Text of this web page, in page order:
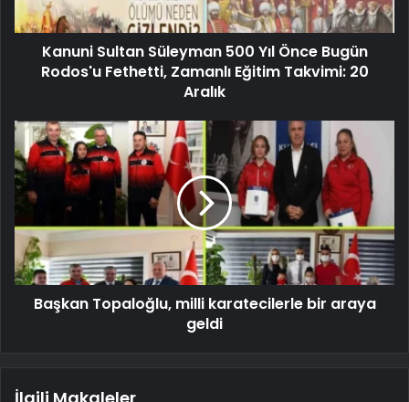
Kanuni Sultan Süleyman 500 Yıl Önce Bugün
Rodos'u Fethetti, Zamanlı Eğitim Takvimi: 20
Aralık
Başkan Topaloğlu, milli karatecilerle bir araya
geldi